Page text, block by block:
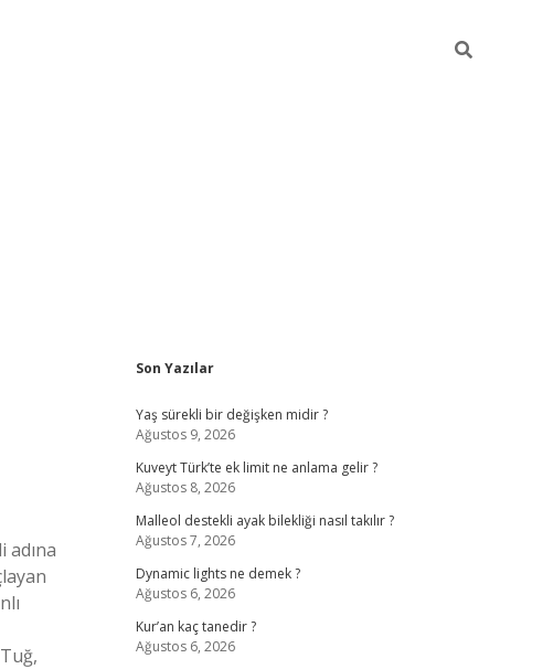
Sidebar
Son Yazılar
Yaş sürekli bir değişken midir ?
Ağustos 9, 2026
Kuveyt Türk’te ek limit ne anlama gelir ?
Ağustos 8, 2026
Malleol destekli ayak bilekliği nasıl takılır ?
Ağustos 7, 2026
Dynamic lights ne demek ?
Ağustos 6, 2026
Kur’an kaç tanedir ?
Ağustos 6, 2026